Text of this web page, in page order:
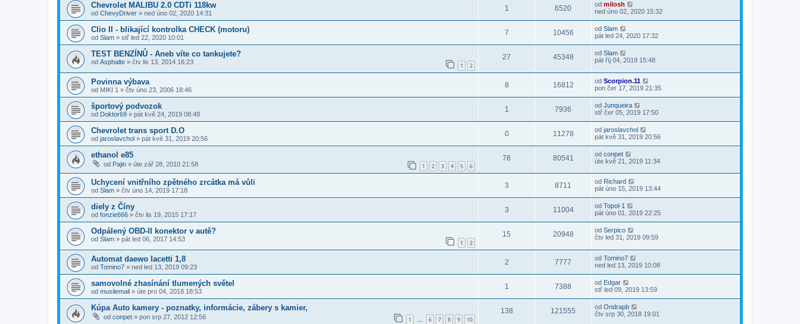
Chevrolet MALIBU 2.0 CDTi 118kw
od ChevyDriver » ned úno 02, 2020 14:31
1 6520 od milosh
ned úno 02, 2020 15:32
Clio II - blikající kontrolka CHECK (motoru)
od Slam » stř led 22, 2020 10:01
7 10456 od Slam
pát led 24, 2020 17:32
TEST BENZÍNŮ - Aneb víte co tankujete?
od Asphalte » čtv lis 13, 2014 16:23 1 2
27 45348 od Slam
pát říj 04, 2019 15:48
Povinna výbava
od MIKI 1 » čtv úno 23, 2006 18:46
8 16812 od Scorpion.11
pon čer 17, 2019 21:35
športový podvozok
od Doktor69 » pát kvě 24, 2019 08:48
1 7936 od Junqueira
stř čer 05, 2019 17:50
Chevrolet trans sport D.O
od jaroslavchol » pát kvě 31, 2019 20:56
0 11278 od jaroslavchol
pát kvě 31, 2019 20:56
ethanol e85
od Pajin » úte zář 28, 2010 21:58 1 2 3 4 5 6
78 80541 od conpet
úte kvě 21, 2019 11:34
Uchycení vnitřního zpětného zrcátka má vůli
od Slam » čtv úno 14, 2019 17:18
3 8711 od Richard
pát úno 15, 2019 13:44
diely z Číny
od fonzie666 » čtv lis 19, 2015 17:17
3 11004 od Topol-1
pát úno 01, 2019 22:25
Odpálený OBD-II konektor v autě?
od Slam » pát led 06, 2017 14:53 1 2
15 20948 od Serpico
čtv led 31, 2019 09:59
Automat daewo lacetti 1,8
od Tomino7 » ned led 13, 2019 09:23
2 7777 od Tomino7
ned led 13, 2019 10:08
samovolné zhasínání tlumených světel
od musilemail » úte pro 04, 2018 18:53
1 7388 od Edgar
stř led 09, 2019 13:59
Kúpa Auto kamery - poznatky, informácie, zábery s kamier,
od conpet » pon srp 27, 2012 12:56 1 … 6 7 8 9 10
138 121555 od Ondrapb
čtv srp 30, 2018 19:01